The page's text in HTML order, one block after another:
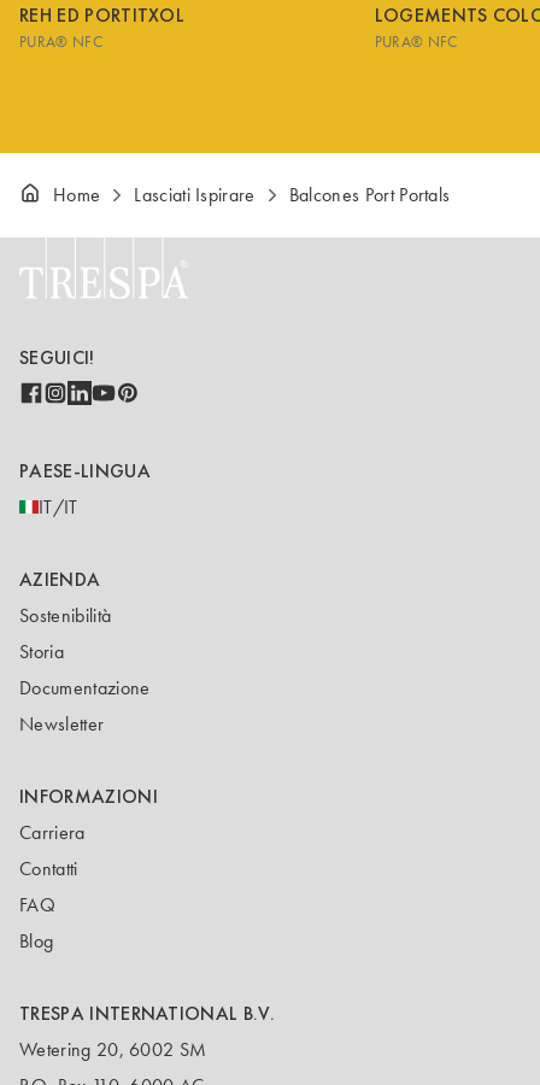
REH ED PORTITXOL
PURA® NFC
LOGEMENTS
PURA® NFC
Home Lasciati Ispirare Balcones Port Portals
SEGUICI!
PAESE-LINGUA
IT/IT
AZIENDA
Sostenibilità
Storia
Documentazione
Newsletter
INFORMAZIONI
Carriera
Contatti
FAQ
Blog
TRESPA INTERNATIONAL B.V.
Wetering 20, 6002 SM